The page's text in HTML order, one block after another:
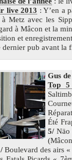
live 2013 : Y’en a
à Metz avec les
à Mâcon et la
et
dernier pub avant la
Gus
Top 5
Été
5/Näo
Boulevard des airs «